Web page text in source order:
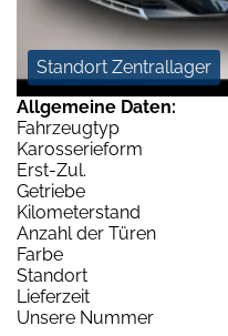
Standort Zentrallager
Allgemeine Daten:
Fahrzeugtyp
Karosserieform
Erst-Zul.
Getriebe
Kilometerstand
Anzahl der Türen
Farbe
Standort
Lieferzeit
Unsere Nummer